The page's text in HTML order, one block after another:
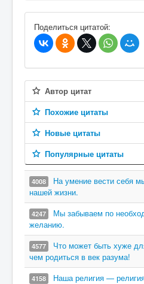
В избранное
Поделиться цитатой:
Автор цитат
Похожие цитаты
Новые цитаты
Популярные цитаты
4008
На умение вести себя
нашей жизни.
4247
Мы забываем по
желанию.
4577
Что может быть хуже
чем родиться в век разума!
4158 Наша религия —